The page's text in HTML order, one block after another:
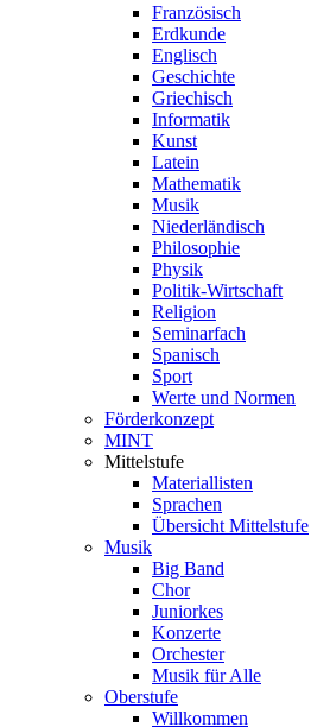
Französisch
Erdkunde
Englisch
Geschichte
Griechisch
Informatik
Kunst
Latein
Mathematik
Musik
Niederländisch
Philosophie
Physik
Politik-Wirtschaft
Religion
Seminarfach
Spanisch
Sport
Werte und Normen
Förderkonzept
MINT
Mittelstufe
Materiallisten
Sprachen
Übersicht Mittelstufe
Musik
Big Band
Chor
Juniorkes
Konzerte
Orchester
Musik für Alle
Oberstufe
Willkommen